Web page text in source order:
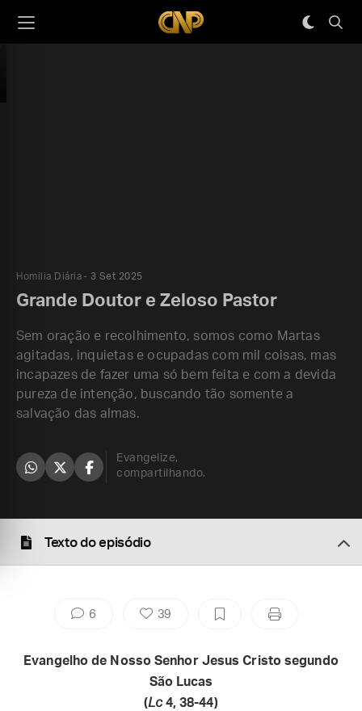
Homilia Diária 3 Set 2025
Grande Doutor e Zeloso Pastor
Sem oração e recolhimento, somos como Martas
agitadas, inquietas e ocupadas com mil coisas, mas
incapazes de fazer uma só bem feita e com a devida
pureza de intenção, buscando tão somente a
salvação das almas.
Evangelize,
compartilhando.
Texto do episódio
6 39
Evangelho de Nosso Senhor Jesus Cristo segundo
São Lucas
(Lc4, 38-44)